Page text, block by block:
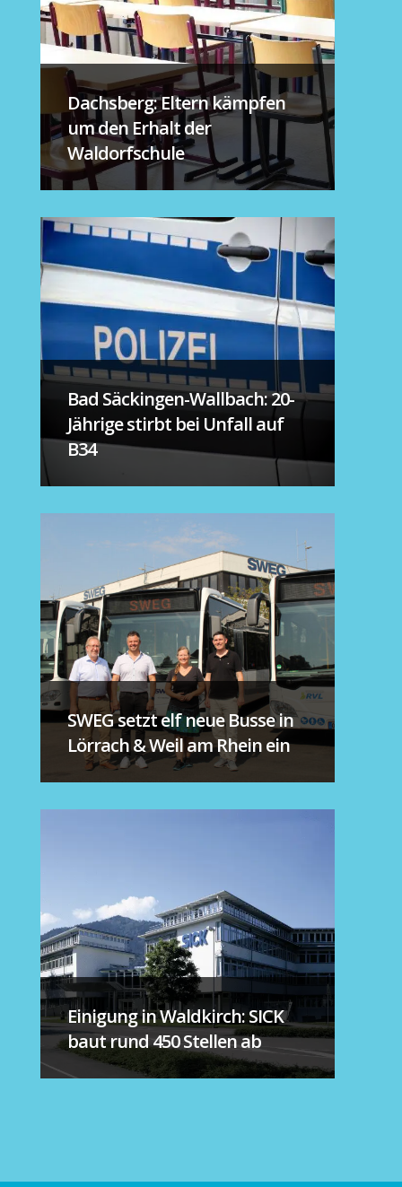
Dachsberg: Eltern kämpfen
um den Erhalt der
Waldorfschule
Bad Säckingen-Wallbach: 20-
Jährige stirbt bei Unfall auf
B34
SWEG setzt elf neue Busse in
Lörrach & Weil am Rhein ein
Einigung in Waldkirch: SICK
baut rund 450 Stellen ab